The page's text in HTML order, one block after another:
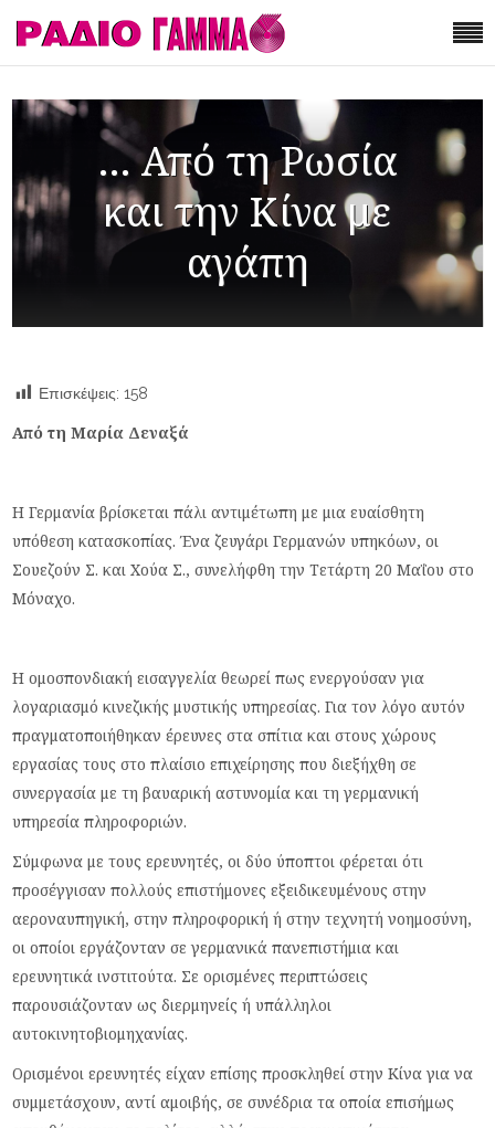
… Από τη Ρωσία
και την Κίνα με
αγάπη
Επισκέψεις: 158
Από τη Μαρία Δεναξά
Η Γερμανία βρίσκεται πάλι αντιμέτωπη με μια ευαίσθητη
υπόθεση κατασκοπίας. Ένα ζευγάρι Γερμανών υπηκόων, οι
Σουεζούν Σ. και Χούα Σ., συνελήφθη την Τετάρτη 20 Μαΐου στο
Μόναχο.
Η ομοσπονδιακή εισαγγελία θεωρεί πως ενεργούσαν για
λογαριασμό κινεζικής μυστικής υπηρεσίας. Για τον λόγο αυτόν
πραγματοποιήθηκαν έρευνες στα σπίτια και στους χώρους
εργασίας τους στο πλαίσιο επιχείρησης που διεξήχθη σε
συνεργασία με τη βαυαρική αστυνομία και τη γερμανική
υπηρεσία πληροφοριών.
Σύμφωνα με τους ερευνητές, οι δύο ύποπτοι φέρεται ότι
προσέγγισαν πολλούς επιστήμονες εξειδικευμένους στην
αεροναυπηγική, στην πληροφορική ή στην τεχνητή νοημοσύνη,
οι οποίοι εργάζονταν σε γερμανικά πανεπιστήμια και
ερευνητικά ινστιτούτα. Σε ορισμένες περιπτώσεις
παρουσιάζονταν ως διερμηνείς ή υπάλληλοι
αυτοκινητοβιομηχανίας.
Ορισμένοι ερευνητές είχαν επίσης προσκληθεί στην Κίνα για να
συμμετάσχουν, αντί αμοιβής, σε συνέδρια τα οποία επισήμως